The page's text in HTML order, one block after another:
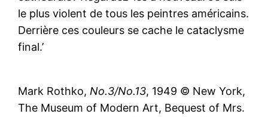
le plus violent de tous les peintres américains.
Derrière ces couleurs se cache le cataclysme
final.’
Mark Rothko, No.3/No.13, 1949 © New York,
The Museum of Modern Art, Bequest of Mrs.